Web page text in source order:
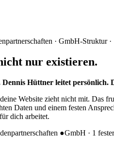
· GmbH-Struktur
nur existieren.
Hüttner leitet persönlich.
Website zieht nicht mit. Das
Daten und einem festen
dich arbeitet.
●GmbH · 1